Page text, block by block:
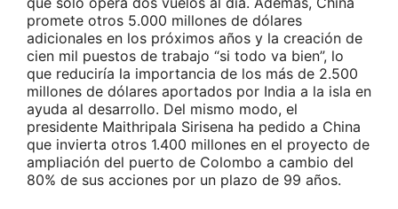
promete otros 5.000 millones de dólares
adicionales en los próximos años y la creación de
cien mil puestos de trabajo “si todo va bien”, lo
que reduciría la importancia de los más de 2.500
millones de dólares aportados por India a la isla en
ayuda al desarrollo. Del mismo modo, el
presidente Maithripala Sirisena ha pedido a China
que invierta otros 1.400 millones en el proyecto de
ampliación del puerto de Colombo a cambio del
80% de sus acciones por un plazo de 99 años.